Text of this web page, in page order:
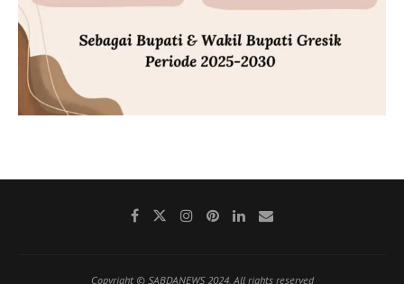
Copyright © SABDANEWS 2024. All rights reserved